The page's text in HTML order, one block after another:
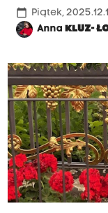
calendar_today Piątek,
AnnaKLUZ-